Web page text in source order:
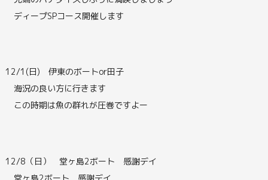
ディープSPコース開催します
12/1(日) 伊東のボートor田子
海況の良い方に行きます
この時期は魚の群れが圧巻ですよー
12/8（日） 堂ヶ島2ボート 感謝デイ